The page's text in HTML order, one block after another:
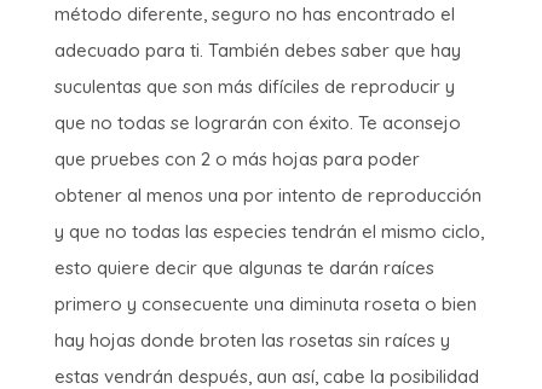
método diferente, seguro no has encontrado el
adecuado para ti. También debes saber que hay
suculentas que son más difíciles de reproducir y
que no todas se lograrán con éxito. Te aconsejo
que pruebes con 2 o más hojas para poder
obtener al menos una por intento de reproducción
y que no todas las especies tendrán el mismo ciclo,
esto quiere decir que algunas te darán raíces
primero y consecuente una diminuta roseta o bien
hay hojas donde broten las rosetas sin raíces y
estas vendrán después, aun así, cabe la posibilidad